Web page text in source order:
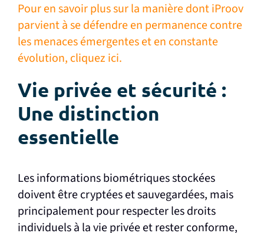
Pour en savoir plus sur la manière dont iProov
parvient à se défendre en permanence contre
les menaces émergentes et en constante
évolution, cliquez ici.
Vie privée et sécurité :
Une distinction
essentielle
Les informations biométriques stockées
doivent être cryptées et sauvegardées, mais
principalement pour respecter les droits
individuels à la vie privée et rester conforme,